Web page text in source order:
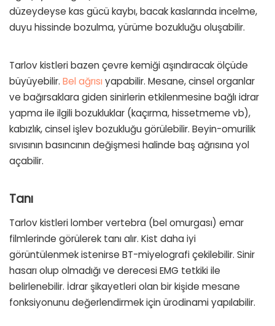
düzeydeyse kas gücü kaybı, bacak kaslarında incelme,
duyu hissinde bozulma, yürüme bozukluğu oluşabilir.
Tarlov kistleri bazen çevre kemiği aşındıracak ölçüde
büyüyebilir. Bel ağrısı yapabilir. Mesane, cinsel organlar
ve bağırsaklara giden sinirlerin etkilenmesine bağlı idrar
yapma ile ilgili bozukluklar (kaçırma, hissetmeme vb),
kabızlık, cinsel işlev bozukluğu görülebilir. Beyin-omurilik
sıvısının basıncının değişmesi halinde baş ağrısına yol
açabilir.
Tanı
Tarlov kistleri lomber vertebra (bel omurgası) emar
filmlerinde görülerek tanı alır. Kist daha iyi
görüntülenmek istenirse BT-miyelografi çekilebilir. Sinir
hasarı olup olmadığı ve derecesi EMG tetkiki ile
belirlenebilir. İdrar şikayetleri olan bir kişide mesane
fonksiyonunu değerlendirmek için ürodinami yapılabilir.